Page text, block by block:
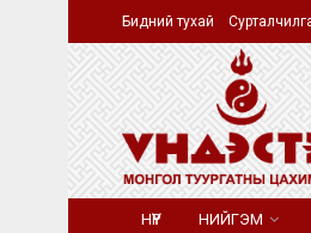
Бидний тухай
НҮҮР НИЙГЭМ